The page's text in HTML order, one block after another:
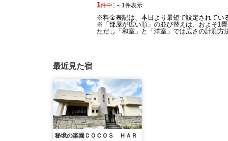
1件中1～1件表示
※料金表記は、本日より最短で設定されてい
※「部屋が広い順」の並び替えは、およそ1
ただし「和室」と「洋室」では広さの計測方
最近見た宿
秘境の楽園ＣＯＣＯＳ ＨＡＲ